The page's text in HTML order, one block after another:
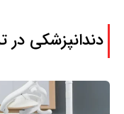
دندانپزشکی در